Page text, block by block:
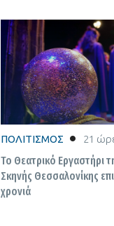
ΠΟΛΙΤΙΣΜΟΣ 21
Το Θεατρικό Εργαστήρι
Σκηνής Θεσσαλονίκης
χρονιά